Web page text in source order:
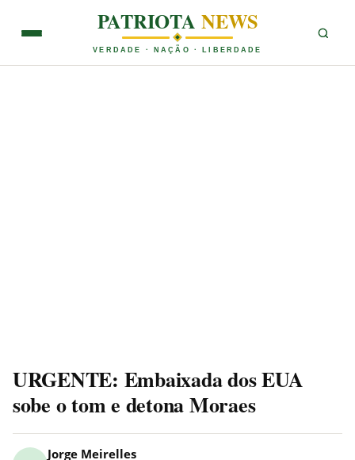
PATRIOTANEWS
VERDADE · NAÇÃO · LIBERDADE
URGENTE: Embaixada dos EUA
sobe o tom e detona Moraes
Jorge Meirelles